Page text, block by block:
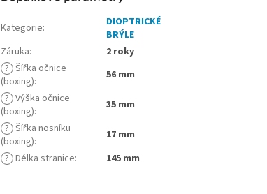
Kategorie:
DIOPTRICKÉ
BRÝLE
Záruka:
2 roky
? Šířka očnice
(boxing):
56 mm
? Výška očnice
(boxing):
35 mm
? Šířka nosníku
(boxing):
17 mm
? Délka stranice: 145 mm